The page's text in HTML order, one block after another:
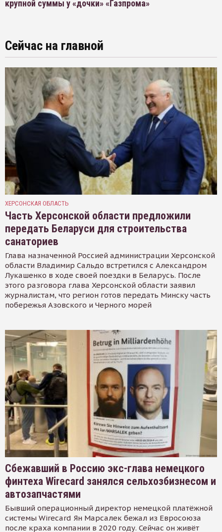
крупной суммы у «дочки» «Газпрома»
Сейчас на главной
ХЕРСОНСКАЯ ОБЛАСТЬ
Часть Херсонской области предложили
передать Беларуси для строительства
санаториев
Глава назначенной Россией администрации Херсонской
области Владимир Сальдо встретился с Александром
Лукашенко в ходе своей поездки в Беларусь. После
этого разговора глава Херсонской области заявил
журналистам, что регион готов передать Минску часть
побережья Азовского и Черного морей
Сбежавший в Россию экс-глава немецкого
финтеха Wirecard занялся сельхозбизнесом и
автозапчастями
Бывший операционный директор немецкой платёжной
системы Wirecard Ян Марсалек бежал из Евросоюза
после краха компании в 2020 году. Сейчас он живёт